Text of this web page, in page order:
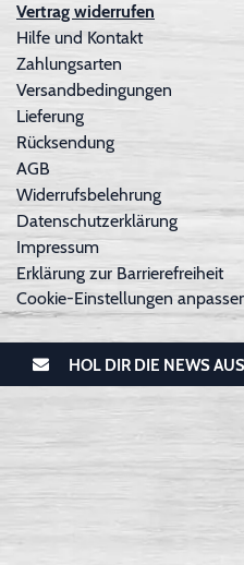
Vertrag widerrufen
Hilfe und Kontakt
Zahlungsarten
Versandbedingungen
Lieferung
Rücksendung
AGB
Widerrufsbelehrung
Datenschutzerklärung
Impressum
Erklärung zur Barrierefreiheit
Cookie-Einstellungen
HOL DIR DIE NEWS